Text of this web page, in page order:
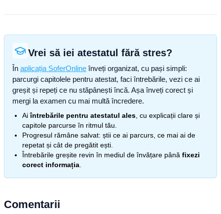
Vrei să iei atestatul fără stres?
În aplicația SoferOnline înveți organizat, cu pași simpli:
parcurgi capitolele pentru atestat, faci întrebările, vezi ce ai
greșit și repeți ce nu stăpânești încă. Așa înveți corect și
mergi la examen cu mai multă încredere.
Aiîntrebările pentru atestatul ales , cu explicații clare și
capitole parcurse în ritmul tău.
Progresul rămâne salvat: știi ce ai parcurs, ce mai ai de
repetat și cât de pregătit ești.
Întrebările greșite revin în mediul de învățare până fixezi
corect informația
Comentarii